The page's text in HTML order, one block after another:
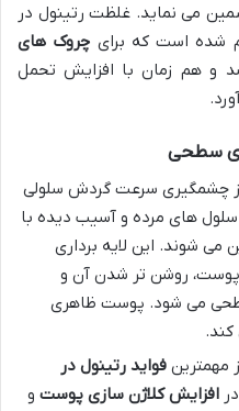
می نماید. غلظت رتینول در
شده است که برای چروک های
و هم زمان با افزایش تحمل
سطحی
چشمگیری سرعت گردش سلولی
های مرده و آسیب دیده با
می شوند. این لایه برداری
پوست، روشن تر شدن آن و
می شود. پوست ظاهری
مهمترین فواید رتینول در
افزایش کلاژن سازی پوست و